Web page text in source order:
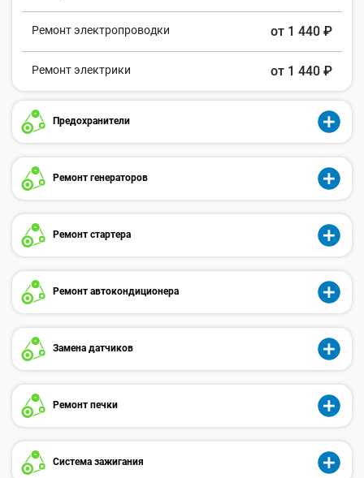
Ремонт электропроводки от 1 440 ₽
Ремонт электрики от 1 440 ₽
Предохранители
Ремонт генераторов
Ремонт стартера
Ремонт автокондиционера
Замена датчиков
Ремонт печки
Система зажигания